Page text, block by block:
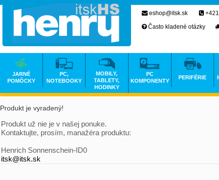
Produkt je vyradený!
Produkt už nie je v našej ponuke.
Kontaktujte, prosím, manažéra produktu:
Henrich Sonnenschein-ID0
itsk@itsk.sk
eshop@itsk.sk
Často kladené otázky
JARNÉ
POMÔCKY
PC,
NOTEBOOKY
MOBILY,
TABLETY,
HODINKY
PC
KOMPONENTY
PERIFÉRIE